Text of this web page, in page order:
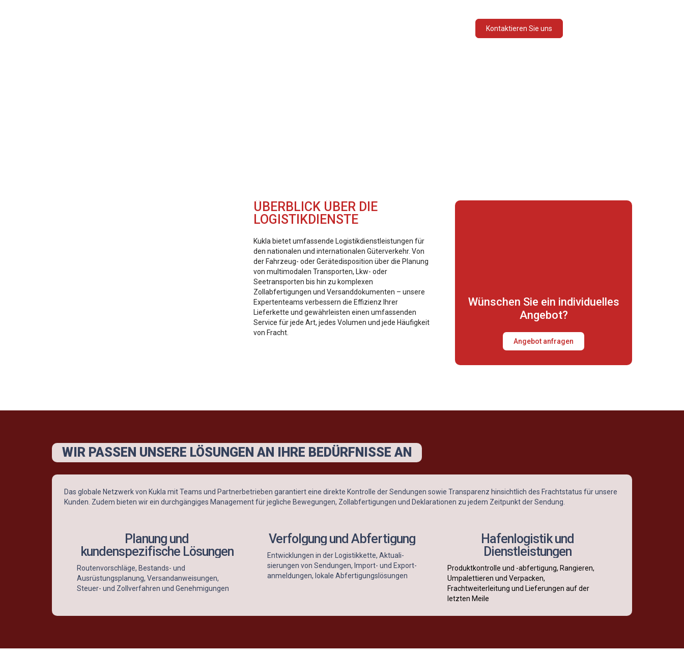
Kontaktieren Sie uns
ÜBERBLICK ÜBER DIE
LOGISTIKDIENSTE
Kukla bietet umfassende Logistikdienstleistungen für
den nationalen und internationalen Güterverkehr. Von
der Fahrzeug- oder Gerätedisposition über die Planung
von multimodalen Transporten, Lkw- oder
Seetransporten bis hin zu komplexen
Zollabfertigungen und Versanddokumenten – unsere
Expertenteams verbessern die Effizienz Ihrer
Lieferkette und gewährleisten einen umfassenden
Service für jede Art, jedes Volumen und jede Häufigkeit
von Fracht.
Wünschen Sie ein individuelles
Angebot?
Angebot anfragen
WIR PASSEN UNSERE LÖSUNGEN AN IHRE BEDÜRFNISSE AN
Das globale Netzwerk von Kukla mit Teams und Partnerbetrieben garantiert eine direkte Kontrolle der Sendungen sowie Transparenz hinsichtlich des Frachtstatus für unsere
Kunden. Zudem bieten wir ein durchgängiges Management für jegliche Bewegungen, Zollabfertigungen und Deklarationen zu jedem Zeitpunkt der Sendung.
Planung und
kundenspezifische Lösungen
Routenvorschläge, Bestands- und
Ausrüstungsplanung, Versandanweisungen,
Steuer- und Zollverfahren und Genehmigungen
Verfolgung und Abfertigung
Entwicklungen in der Logistikkette, Aktuali-
sierungen von Sendungen, Import- und Export-
anmeldungen, lokale Abfertigungslösungen
Hafenlogistik und
Dienstleistungen
Produktkontrolle und -abfertigung, Rangieren,
Umpalettieren und Verpacken,
Frachtweiterleitung und Lieferungen auf der
letzten Meile